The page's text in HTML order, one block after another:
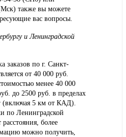
также вы можете
вас вопросы.
и Ленинградской
заказов по г. Санкт-
от 40 000 руб.
менее 40 000
до 2500 руб. в пределах
(включая 5 км от КАД).
по Ленинградской
расстояния, более
можно получить,